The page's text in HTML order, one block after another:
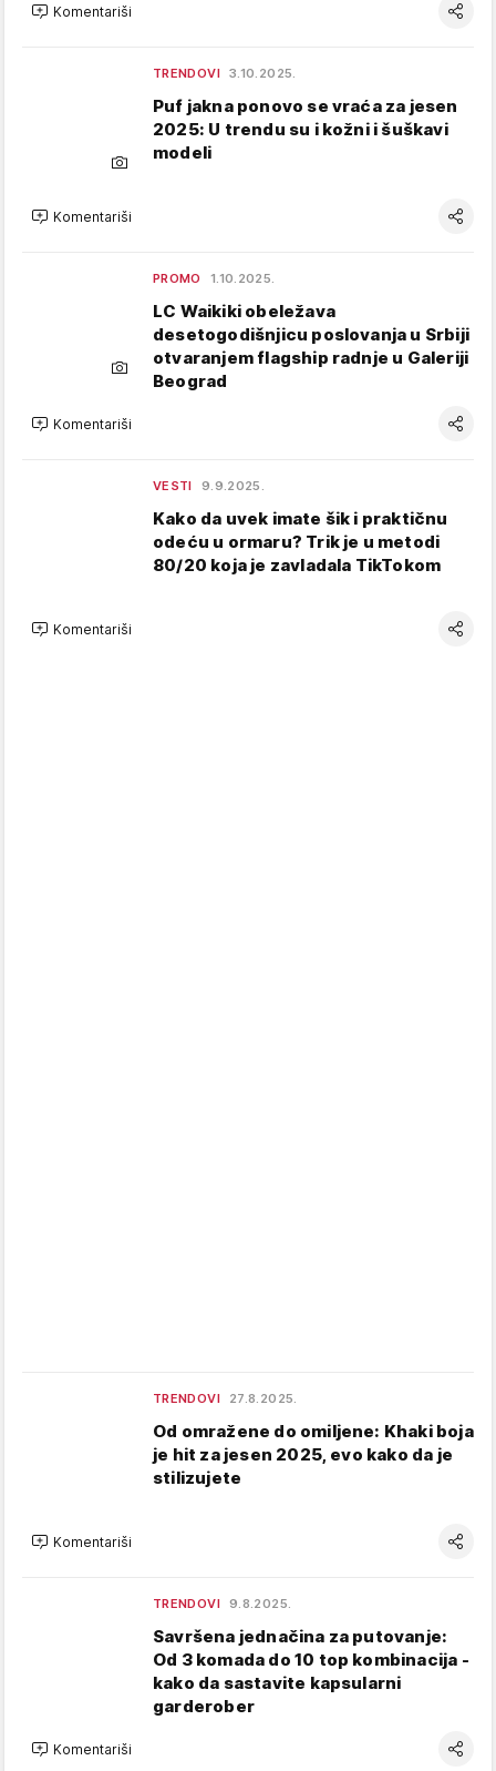
Komentariši
TRENDOVI 3.10.2025.
Puf jakna ponovo se vraća za jesen
2025: U trendu su i kožni i šuškavi
modeli
Komentariši
PROMO 1.10.2025.
LC Waikiki obeležava
desetogodišnjicu poslovanja u Srbiji
otvaranjem flagship radnje u Galeriji
Beograd
Komentariši
VESTI 9.9.2025.
Kako da uvek imate šik i praktičnu
odeću u ormaru? Trik je u metodi
80/20 koja je zavladala TikTokom
Komentariši
TRENDOVI 27.8.2025.
Od omražene do omiljene: Khaki boja
je hit za jesen 2025, evo kako da je
stilizujete
Komentariši
TRENDOVI 9.8.2025.
Savršena jednačina za putovanje:
Od 3 komada do 10 top kombinacija -
kako da sastavite kapsularni
garderober
Komentariši